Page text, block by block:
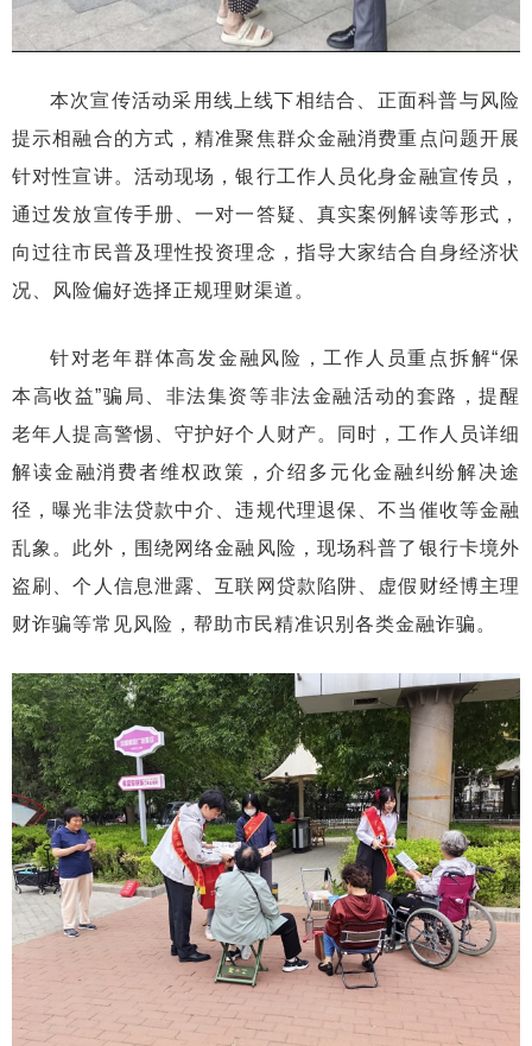
本次宣传活动采用线上线下相结合、正面科普与风险
提示相融合的方式，精准聚焦群众金融消费重点问题开展
针对性宣讲。活动现场，银行工作人员化身金融宣传员，
通过发放宣传手册、一对一答疑、真实案例解读等形式，
向过往市民普及理性投资理念，指导大家结合自身经济状
况、风险偏好选择正规理财渠道。
针对老年群体高发金融风险，工作人员重点拆解“保
本高收益”骗局、非法集资等非法金融活动的套路，提醒
老年人提高警惕、守护好个人财产。同时，工作人员详细
解读金融消费者维权政策，介绍多元化金融纠纷解决途
径，曝光非法贷款中介、违规代理退保、不当催收等金融
乱象。此外，围绕网络金融风险，现场科普了银行卡境外
盗刷、个人信息泄露、互联网贷款陷阱、虚假财经博主理
财诈骗等常见风险，帮助市民精准识别各类金融诈骗。